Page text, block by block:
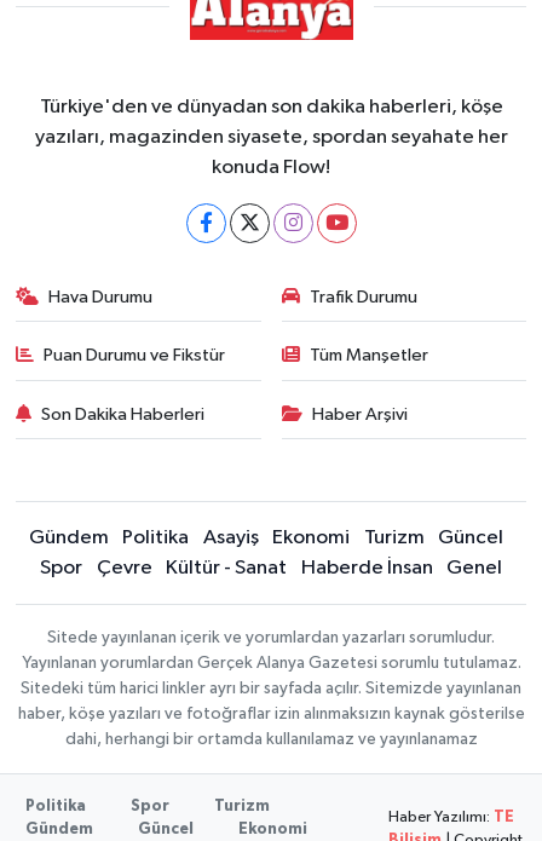
Türkiye'den ve dünyadan son dakika haberleri, köşe
yazıları, magazinden siyasete, spordan seyahate her
konuda Flow!
Hava Durumu Trafik Durumu
Puan Durumu ve Fikstür Tüm Manşetler
Son Dakika Haberleri Haber Arşivi
Gündem Politika Asayiş Ekonomi Turizm
Güncel
Spor
Çevre Kültür - Sanat Haberde İnsan Genel
Sitede yayınlanan içerik ve yorumlardan yazarları sorumludur.
Yayınlanan yorumlardan Gerçek Alanya Gazetesi sorumlu tutulamaz.
Sitedeki tüm harici linkler ayrı bir sayfada açılır. Sitemizde yayınlanan
haber, köşe yazıları ve fotoğraflar izin alınmaksızın kaynak gösterilse
dahi, herhangi bir ortamda kullanılamaz ve yayınlanamaz
Politika Spor
Turizm
Gündem
Güncel Ekonomi
Haber Yazılımı: TE